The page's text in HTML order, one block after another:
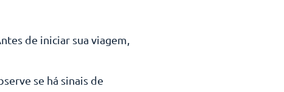
de iniciar sua viagem,
se há sinais de